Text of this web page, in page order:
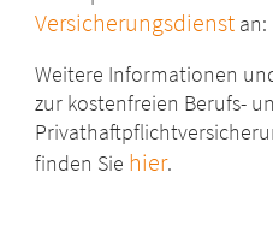
Versicherungsdienst an:
Weitere Informationen
zur kostenfreien Berufs-
finden Sie hier.